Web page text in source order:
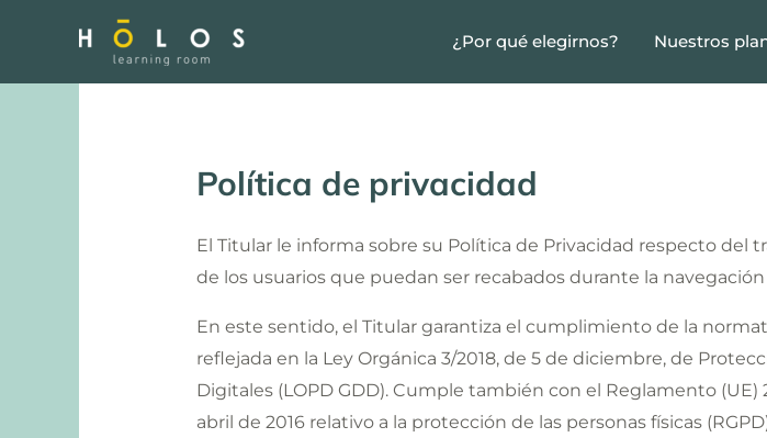
content
¿Por qué elegirnos? Nuestros
Política de privacidad
El Titular le informa sobre su Política de Privacidad respecto del
de los usuarios que puedan ser recabados durante la
En este sentido, el Titular garantiza el cumplimiento de la
reflejada en la Ley Orgánica 3/2018, de 5 de diciembre, de
Digitales (LOPD GDD). Cumple también con el Reglamento
abril de 2016 relativo a la protección de las personas físicas